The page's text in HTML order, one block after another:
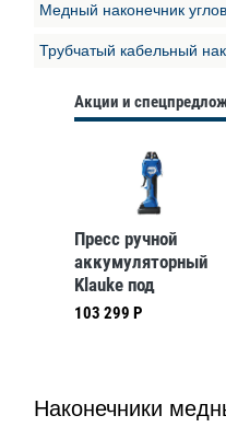
Медный наконечник
Трубчатый кабельный
Акции и
Пресс ручной
аккумуляторный
Klauke под
сменные матрицы
103 299 Р
Наконечники